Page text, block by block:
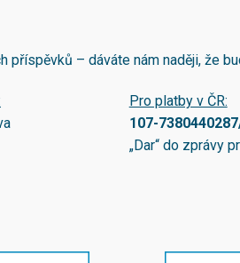
příspěvků – dáváte nám naději, že
Pro platby v ČR:
107-
„Dar“ do zprávy